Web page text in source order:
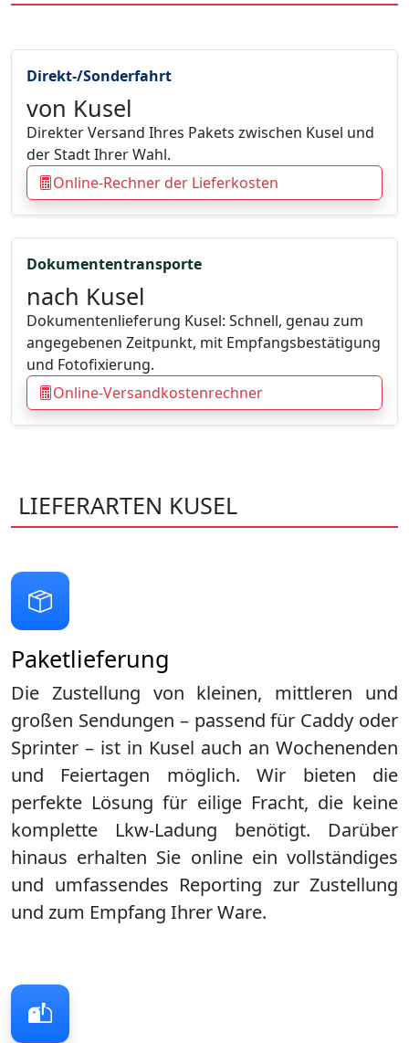
Direkt-/Sonderfahrt
von Kusel
Direkter Versand Ihres Pakets zwischen Kusel und
der Stadt Ihrer Wahl.
Online-Rechner der Lieferkosten
Dokumententransporte
nach Kusel
Dokumentenlieferung Kusel: Schnell, genau zum
angegebenen Zeitpunkt, mit Empfangsbestätigung
und Fotofixierung.
Online-Versandkostenrechner
LIEFERARTEN KUSEL
Paketlieferung
Die Zustellung von kleinen, mittleren und
großen Sendungen – passend für Caddy oder
Sprinter – ist in Kusel auch an Wochenenden
und Feiertagen möglich. Wir bieten die
perfekte Lösung für eilige Fracht, die keine
komplette Lkw-Ladung benötigt. Darüber
hinaus erhalten Sie online ein vollständiges
und umfassendes Reporting zur Zustellung
und zum Empfang Ihrer Ware.